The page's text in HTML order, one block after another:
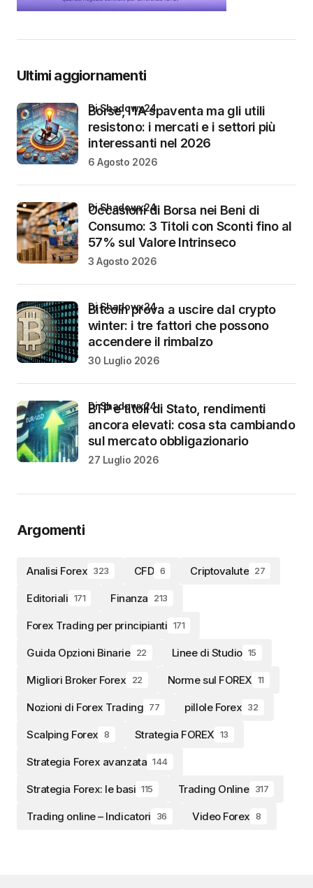
Ultimi aggiornamenti
Borse, l’IA spaventa ma gli utili
resistono: i mercati e i settori più
interessanti nel 2026
di Shadowx24
6 Agosto 2026
Occasioni di Borsa nei Beni di
Consumo: 3 Titoli con Sconti fino al
57% sul Valore Intrinseco
di Shadowx24
3 Agosto 2026
Bitcoin prova a uscire dal crypto
winter: i tre fattori che possono
accendere il rimbalzo
di Shadowx24
30 Luglio 2026
BTP e titoli di Stato, rendimenti
ancora elevati: cosa sta cambiando
sul mercato obbligazionario
di Shadowx24
27 Luglio 2026
Argomenti
Analisi Forex 323 CFD 6 Criptovalute 27
Editoriali 171 Finanza 213
Forex Trading per principianti 171
Guida Opzioni Binarie 22 Linee di Studio 15
Migliori Broker Forex 22 Norme sul FOREX 11
Nozioni di Forex Trading 77 pillole Forex 32
Scalping Forex 8 Strategia FOREX 13
Strategia Forex avanzata 144
Strategia Forex: le basi 115 Trading Online 317
Trading online – Indicatori 36 Video Forex 8